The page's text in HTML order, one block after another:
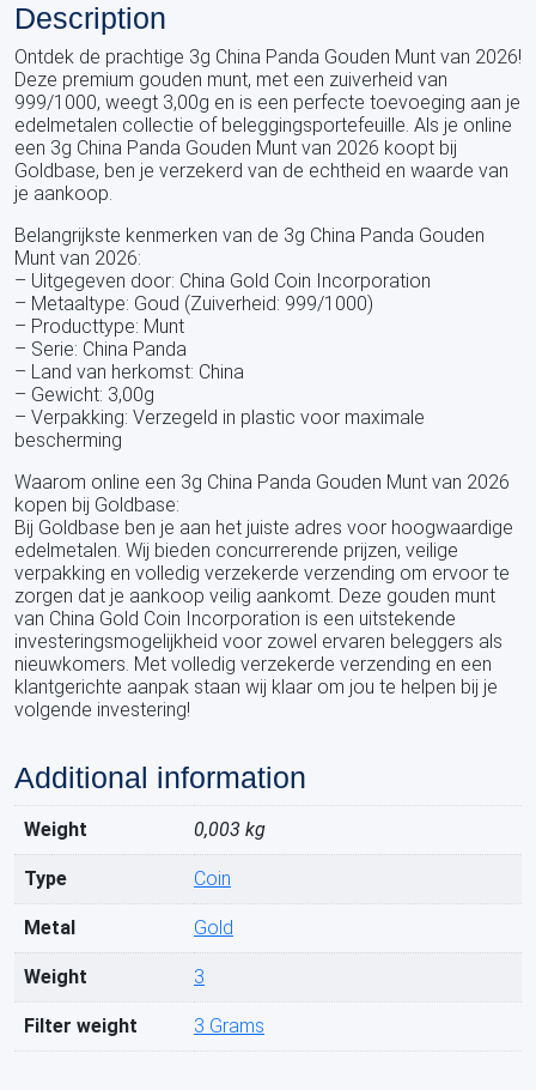
Description
Ontdek de prachtige 3g China Panda Gouden Munt van 2026!
Deze premium gouden munt, met een zuiverheid van
999/1000, weegt 3,00g en is een perfecte toevoeging aan je
edelmetalen collectie of beleggingsportefeuille. Als je online
een 3g China Panda Gouden Munt van 2026 koopt bij
Goldbase, ben je verzekerd van de echtheid en waarde van
je aankoop.
Belangrijkste kenmerken van de 3g China Panda Gouden
Munt van 2026:
– Uitgegeven door: China Gold Coin Incorporation
– Metaaltype: Goud (Zuiverheid: 999/1000)
– Producttype: Munt
– Serie: China Panda
– Land van herkomst: China
– Gewicht: 3,00g
– Verpakking: Verzegeld in plastic voor maximale
bescherming
Waarom online een 3g China Panda Gouden Munt van 2026
kopen bij Goldbase:
Bij Goldbase ben je aan het juiste adres voor hoogwaardige
edelmetalen. Wij bieden concurrerende prijzen, veilige
verpakking en volledig verzekerde verzending om ervoor te
zorgen dat je aankoop veilig aankomt. Deze gouden munt
van China Gold Coin Incorporation is een uitstekende
investeringsmogelijkheid voor zowel ervaren beleggers als
nieuwkomers. Met volledig verzekerde verzending en een
klantgerichte aanpak staan wij klaar om jou te helpen bij je
volgende investering!
Additional information
Weight 0,003 kg
Type Coin
Metal Gold
Weight 3
Filter weight 3 Grams